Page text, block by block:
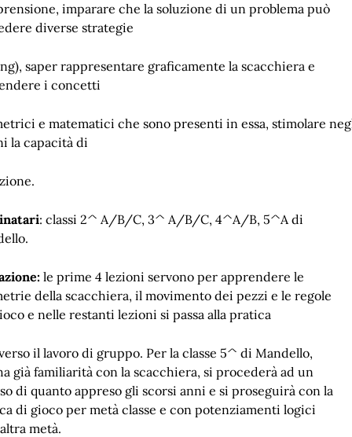
imparare che la soluzione di un problema può
diverse strategie
saper rappresentare graficamente la scacchiera e
i concetti
e matematici che sono presenti in essa, stimolare
la capacità di
: classi 2^ A/B/C, 3^ A/B/C, 4^A/B, 5^A di
le prime 4 lezioni servono per apprendere le
della scacchiera, il movimento dei pezzi e le regole
e nelle restanti lezioni si passa alla pratica
il lavoro di gruppo. Per la classe 5^ di Mandello,
già familiarità con la scacchiera, si procederà ad un
di quanto appreso gli scorsi anni e si proseguirà con la
di gioco per metà classe e con potenziamenti logici
metà.